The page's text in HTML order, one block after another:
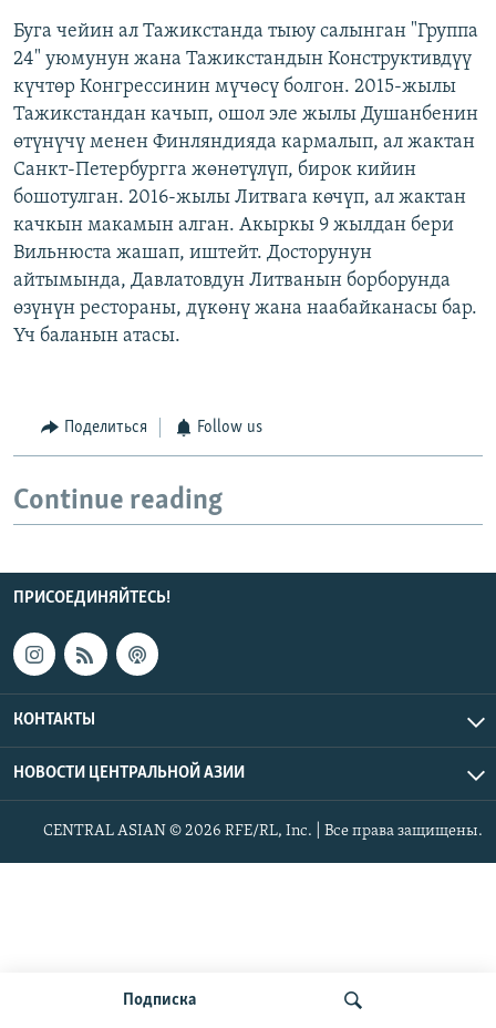
Подписка
Буга чейин ал Тажикстанда тыюу салынган "Группа
24" уюмунун жана Тажикстандын Конструктивдүү
күчтөр Конгрессинин мүчөсү болгон. 2015-жылы
Тажикстандан качып, ошол эле жылы Душанбенин
өтүнүчү менен Финляндияда кармалып, ал жактан
Санкт-Петербургга жөнөтүлүп, бирок кийин
бошотулган. 2016-жылы Литвага көчүп, ал жактан
качкын макамын алган. Акыркы 9 жылдан бери
Вильнюста жашап, иштейт. Досторунун
айтымында, Давлатовдун Литванын борборунда
өзүнүн рестораны, дүкөнү жана наабайканасы бар.
Үч баланын атасы.
Поделиться Follow us
Continue reading
ПРИСОЕДИНЯЙТЕСЬ!
КОНТАКТЫ
НОВОСТИ ЦЕНТРАЛЬНОЙ АЗИИ
CENTRAL ASIAN © 2026 RFE/RL, Inc. | Все права защищены.